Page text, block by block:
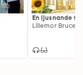
En ljusnande